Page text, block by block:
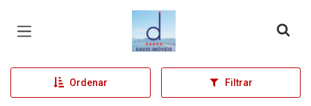
Página inicial
Ordenar Filtrar